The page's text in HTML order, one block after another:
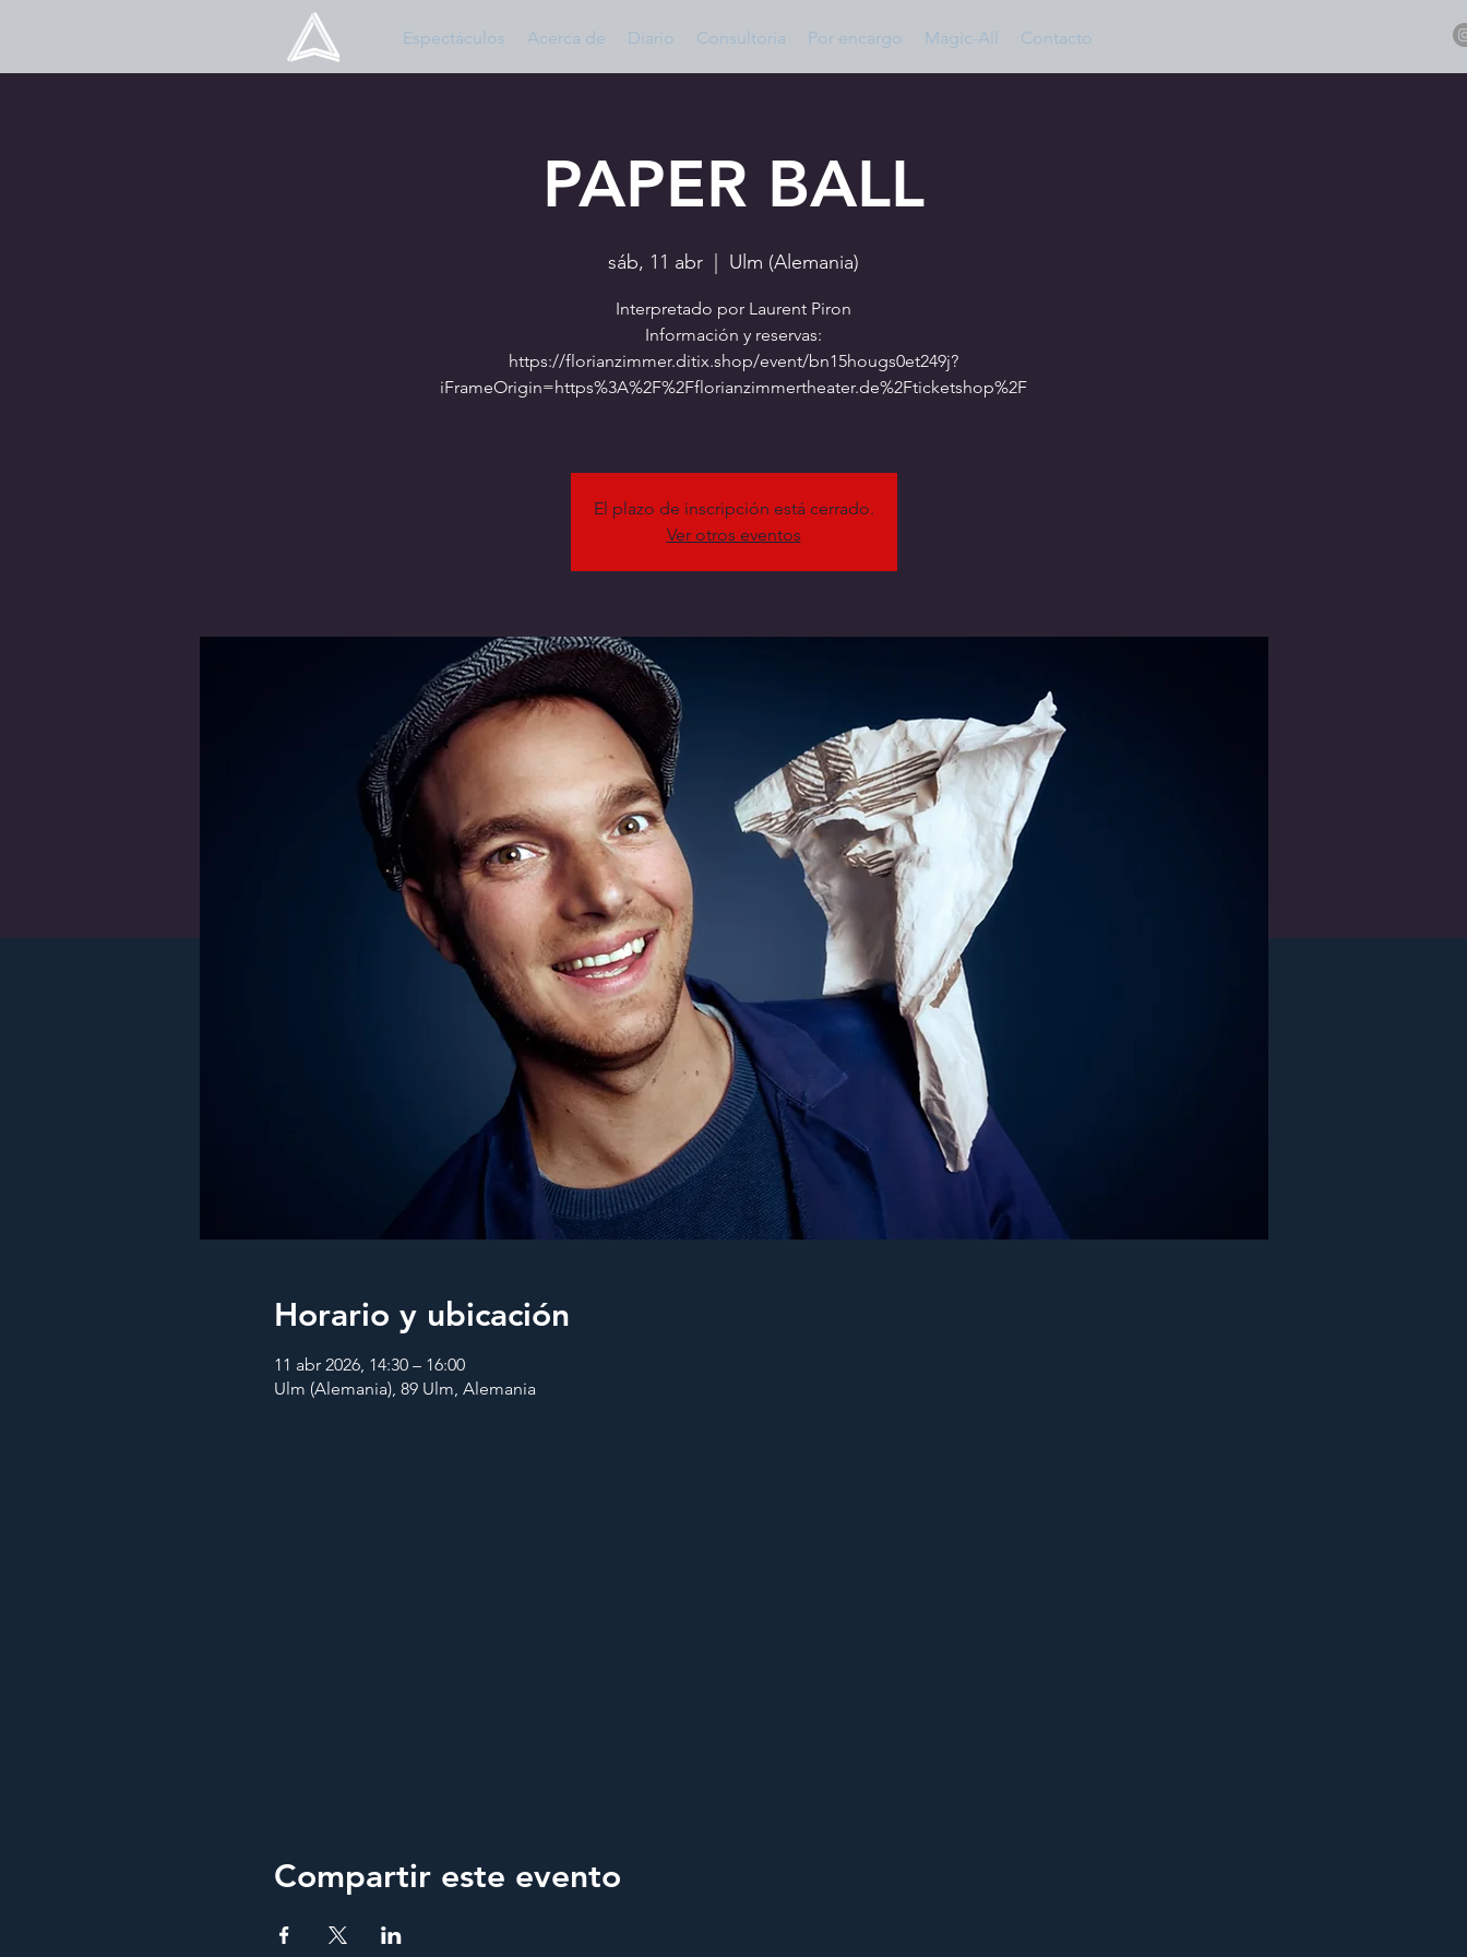
Espectáculos Acerca de Diario Consultoría Por encargo Magic-All Contacto
PAPER BALL
sáb, 11 abr Ulm (Alemania)
Interpretado por Laurent Piron
Información y reservas:
https://florianzimmer.ditix.shop/event/bn15hougs0et249j?
iFrameOrigin=https%3A%2F%2Fflorianzimmertheater.de%2Fticketshop%2F
El plazo de inscripción está cerrado.
Ver otros eventos
Horario y ubicación
11 abr 2026, 14:30 – 16:00
Ulm (Alemania), 89 Ulm, Alemania
Compartir este evento